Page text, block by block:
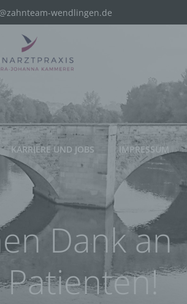
wendlingen.de
KARRIERE UND JOBS IMPRESSUM
Dank an